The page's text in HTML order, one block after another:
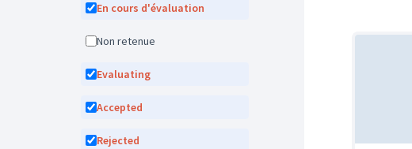
En cours d'évaluation
Non retenue
Evaluating
Accepted
Rejected